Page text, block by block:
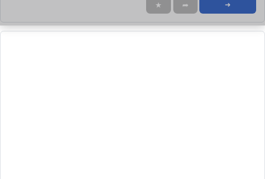
★ ➦ ➜